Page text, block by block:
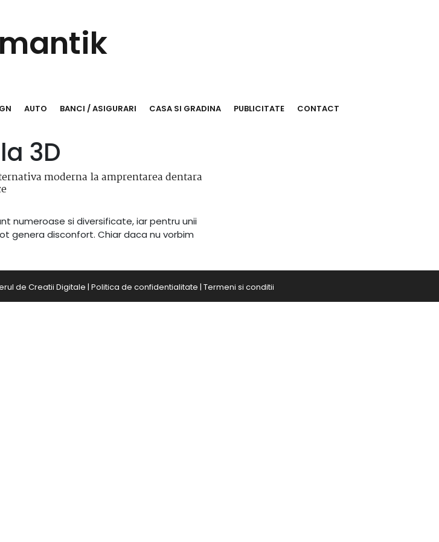
AUTO BANCI / ASIGURARI CASA SI GRADINA PUBLICITATE CONTACT
3D
moderna la amprentarea dentara
numeroase si diversificate, iar pentru unii
genera disconfort. Chiar daca nu vorbim
de Creatii Digitale | Politica de confidentialitate | Termeni si conditii